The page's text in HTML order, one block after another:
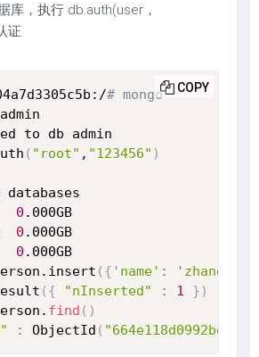
库，执行 db.auth(user，
证
# mongo
( "root" , "123456" )
databases
0 .000GB
0
0
( { 'name' : 'zhang1'
( { "nInserted" : 1 } )
find ( )
: ObjectId (
COPY